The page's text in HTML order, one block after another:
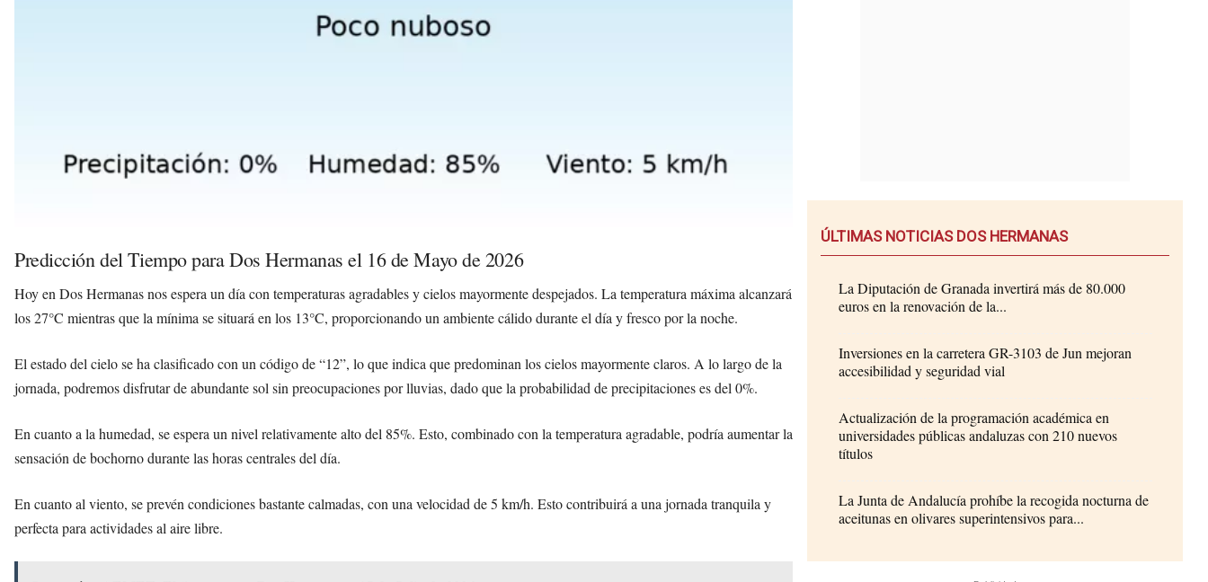
Predicción del Tiempo para Dos Hermanas el 16 de Mayo de 2026
Hoy en Dos Hermanas nos espera un día con temperaturas agradables y cielos mayormente despejados. La temperatura máxima alcanzará
los 27°C mientras que la mínima se situará en los 13°C, proporcionando un ambiente cálido durante el día y fresco por la noche.
El estado del cielo se ha clasificado con un código de “12”, lo que indica que predominan los cielos mayormente claros. A lo largo de la
jornada, podremos disfrutar de abundante sol sin preocupaciones por lluvias, dado que la probabilidad de precipitaciones es del 0%.
En cuanto a la humedad, se espera un nivel relativamente alto del 85%. Esto, combinado con la temperatura agradable, podría aumentar la
sensación de bochorno durante las horas centrales del día.
En cuanto al viento, se prevén condiciones bastante calmadas, con una velocidad de 5 km/h. Esto contribuirá a una jornada tranquila y
perfecta para actividades al aire libre.
ÚLTIMAS NOTICIAS DOS HERMANAS
La Diputación de Granada invertirá más de 80.000
euros en la renovación de la...
Inversiones en la carretera GR-3103 de Jun mejoran
accesibilidad y seguridad vial
Actualización de la programación académica en
universidades públicas andaluzas con 210 nuevos
títulos
La Junta de Andalucía prohíbe la recogida nocturna de
aceitunas en olivares superintensivos para...